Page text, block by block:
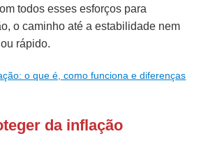
todos esses esforços para
o caminho até a estabilidade nem
rápido.
o que é, como funciona e diferenças
da inflação